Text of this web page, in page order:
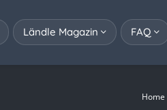
Ländle Magazin FAQ
Home